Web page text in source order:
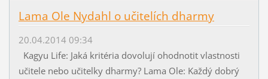
Lama Ole Nydahl o učitelích dharmy
20.04.2014 09:34
Kagyu Life: Jaká kritéria dovolují ohodnotit vlastnosti
učitele nebo učitelky dharmy? Lama Ole: Každý dobrý